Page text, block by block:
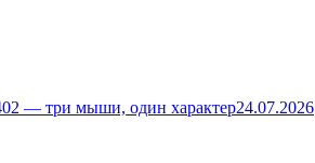
— три мыши, один характер24.07.2026